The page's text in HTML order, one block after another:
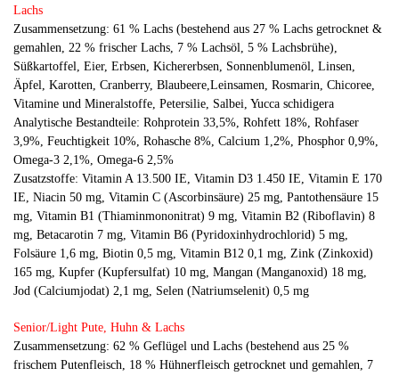
Lachs
Zusammensetzung: 61 % Lachs (bestehend aus 27 % Lachs getrocknet &
gemahlen, 22 % frischer Lachs, 7 % Lachsöl, 5 % Lachsbrühe),
Süßkartoffel, Eier, Erbsen, Kichererbsen, Sonnenblumenöl, Linsen,
Äpfel, Karotten, Cranberry, Blaubeere,Leinsamen, Rosmarin, Chicoree,
Vitamine und Mineralstoffe, Petersilie, Salbei, Yucca schidigera
Analytische Bestandteile: Rohprotein 33,5%, Rohfett 18%, Rohfaser
3,9%, Feuchtigkeit 10%, Rohasche 8%, Calcium 1,2%, Phosphor 0,9%,
Omega-3 2,1%, Omega-6 2,5%
Zusatzstoffe: Vitamin A 13.500 IE, Vitamin D3 1.450 IE, Vitamin E 170
IE, Niacin 50 mg, Vitamin C (Ascorbinsäure) 25 mg, Pantothensäure 15
mg, Vitamin B1 (Thiaminmononitrat) 9 mg, Vitamin B2 (Riboflavin) 8
mg, Betacarotin 7 mg, Vitamin B6 (Pyridoxinhydrochlorid) 5 mg,
Folsäure 1,6 mg, Biotin 0,5 mg, Vitamin B12 0,1 mg, Zink (Zinkoxid)
165 mg, Kupfer (Kupfersulfat) 10 mg, Mangan (Manganoxid) 18 mg,
Jod (Calciumjodat) 2,1 mg, Selen (Natriumselenit) 0,5 mg
Senior/Light Pute, Huhn & Lachs
Zusammensetzung: 62 % Geflügel und Lachs (bestehend aus 25 %
frischem Putenfleisch, 18 % Hühnerfleisch getrocknet und gemahlen, 7